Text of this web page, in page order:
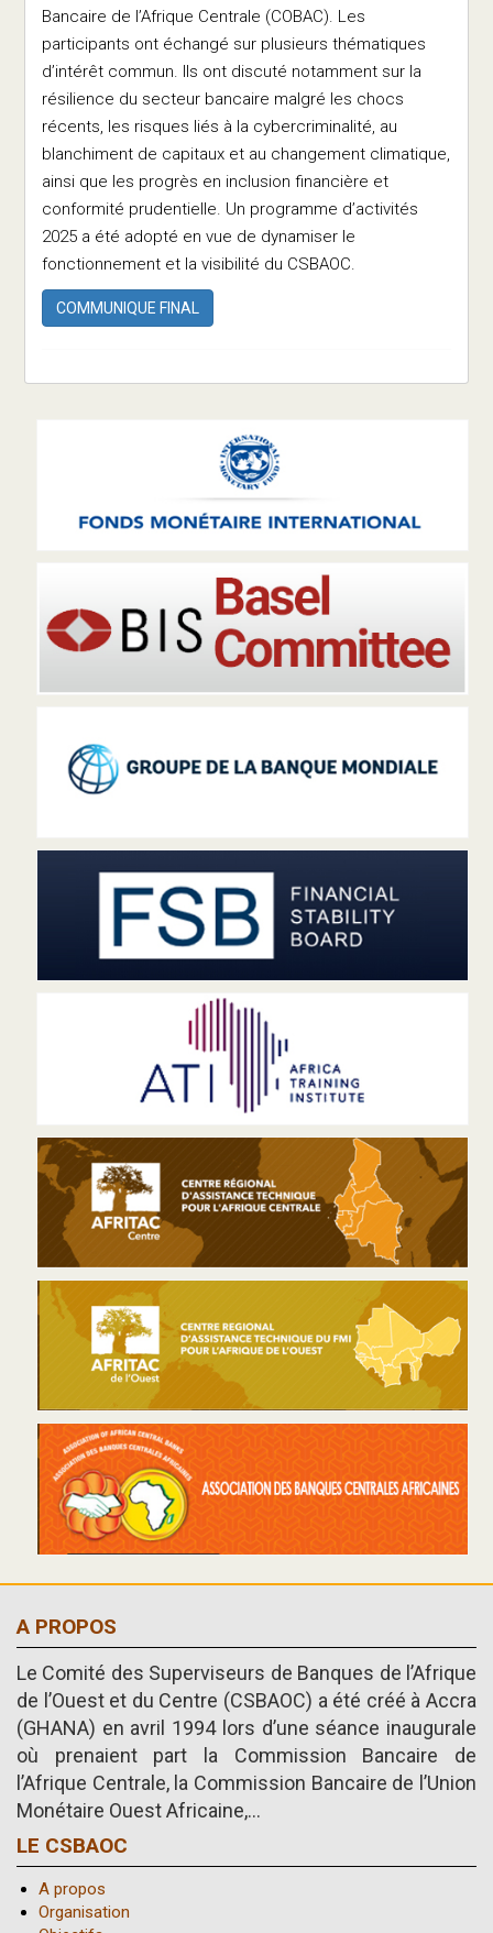
Bancaire de l’Afrique Centrale (COBAC). Les
participants ont échangé sur plusieurs thématiques
d’intérêt commun. Ils ont discuté notamment sur la
résilience du secteur bancaire malgré les chocs
récents, les risques liés à la cybercriminalité, au
blanchiment de capitaux et au changement climatique,
ainsi que les progrès en inclusion financière et
conformité prudentielle. Un programme d’activités
2025 a été adopté en vue de dynamiser le
fonctionnement et la visibilité du CSBAOC.
COMMUNIQUE FINAL
A PROPOS
Le Comité des Superviseurs de Banques de l’Afrique
de l’Ouest et du Centre (CSBAOC) a été créé à Accra
(GHANA) en avril 1994 lors d’une séance inaugurale
où prenaient part la Commission Bancaire de
l’Afrique Centrale, la Commission Bancaire de l’Union
Monétaire Ouest Africaine,...
LE CSBAOC
A propos
Organisation